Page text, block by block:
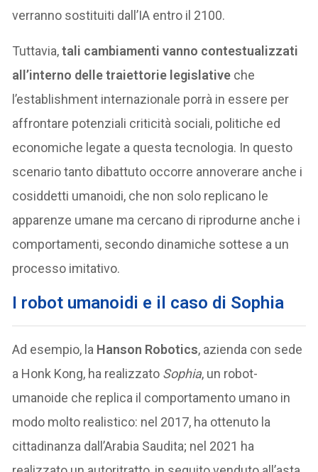
verranno sostituiti dall’IA entro il 2100.
Tuttavia,tali cambiamenti vanno contestualizzati
all’interno delle traiettorie legislative che
l’establishment internazionale porrà in essere per
affrontare potenziali criticità sociali, politiche ed
economiche legate a questa tecnologia. In questo
scenario tanto dibattuto occorre annoverare anche i
cosiddetti umanoidi, che non solo replicano le
apparenze umane ma cercano di riprodurne anche i
comportamenti, secondo dinamiche sottese a un
processo imitativo.
I robot umanoidi e il caso di Sophia
Ad esempio, la Hanson Robotics, azienda con sede
a Honk Kong, ha realizzato Sophia, un robot-
umanoide che replica il comportamento umano in
modo molto realistico: nel 2017, ha ottenuto la
cittadinanza dall’Arabia Saudita; nel 2021 ha